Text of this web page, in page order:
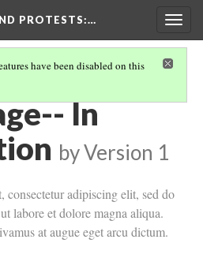
PROTESTS:…
have been disabled on this
THE CHICANO MOVEMENT
In
byVersion 1
consectetur adipiscing elit, sed do
labore et dolore magna aliqua.
at augue eget arcu dictum.